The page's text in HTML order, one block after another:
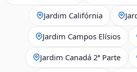
Jardim Califórnia
Jardim Campos Elísios
Jardim Canadá 2ª Parte